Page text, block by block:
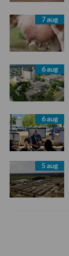
7 aug
6 aug
6 aug
5 aug